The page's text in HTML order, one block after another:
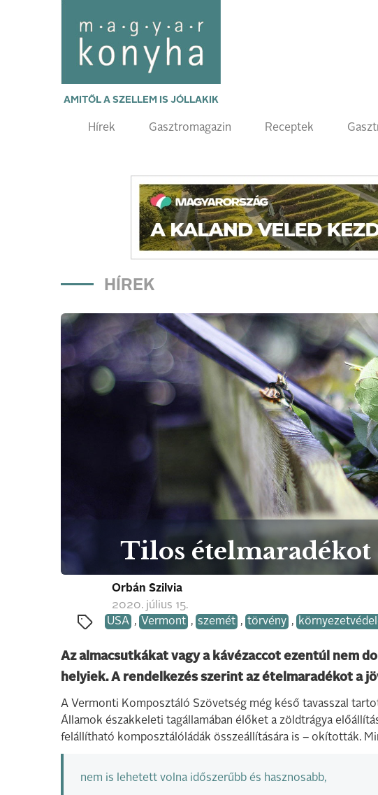
AMITŐL A SZELLEM IS JÓLLAKIK
Hírek Gasztromagazin Receptek
HÍREK
Tilos ételmaradékot
Orbán Szilvia
2020. július 15.
USA , Vermont , szemét , törvény ,
Az almacsutkákat vagy a kávézaccot ezentúl nem
helyiek. A rendelkezés szerint az ételmaradékot a
A Vermonti Komposztáló Szövetség még késő tavasszal
Államok északkeleti tagállamában élőket a zöldtrágya
felállítható komposztálóládák összeállítására is – okították.
nem is lehetett volna időszerűbb és hasznosabb,